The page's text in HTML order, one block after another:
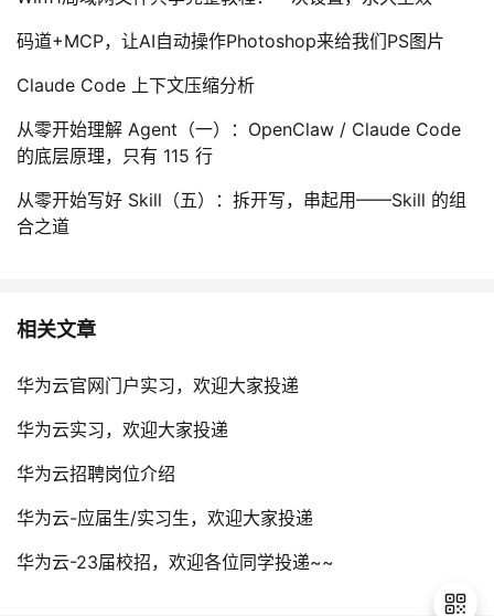
码道+MCP，让AI自动操作Photoshop来给我们PS图片
Claude Code 上下文压缩分析
从零开始理解 Agent（一）：OpenClaw / Claude Code
的底层原理，只有 115 行
从零开始写好 Skill（五）：拆开写，串起用——Skill 的组
合之道
相关文章
华为云官网门户实习，欢迎大家投递
华为云实习，欢迎大家投递
华为云招聘岗位介绍
华为云-应届生/实习生，欢迎大家投递
华为云-23届校招，欢迎各位同学投递~~